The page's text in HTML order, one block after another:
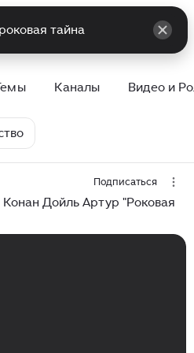
Каналы Видео и
Подписаться
Дойль Артур "Роковая